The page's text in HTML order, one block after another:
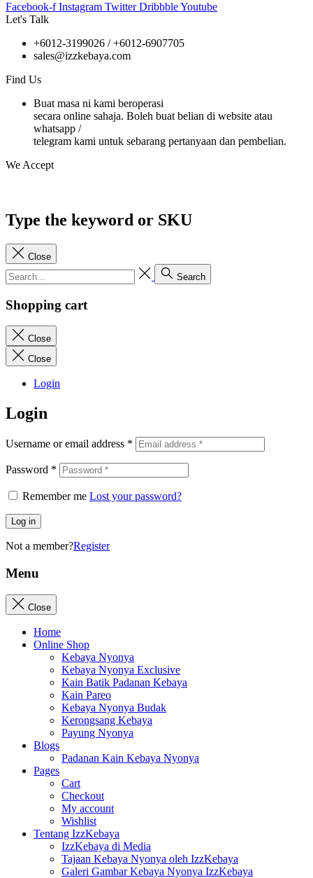
Facebook-f Instagram Twitter DribbbleYoutube
Let's Talk
+6012-3199026 / +6012-6907705
sales@izzkebaya.com
Find Us
Buat masa ni kami beroperasi
secara online sahaja. Boleh buat belian di website atau
whatsapp /
telegram kami untuk sebarang pertanyaan dan pembelian.
We Accept
Type the keyword or SKU
Close
Search
Shopping cart
Close
Close
Login
Login
Username or email address *
Password *
Remember me Lost your password?
Log in
Not a member?Register
Menu
Close
Home
Online Shop
Kebaya Nyonya
Kebaya Nyonya Exclusive
Kain Batik Padanan Kebaya
Kain Pareo
Kebaya Nyonya Budak
Kerongsang Kebaya
Payung Nyonya
Blogs
Padanan Kain Kebaya Nyonya
Pages
Cart
Checkout
My account
Wishlist
Tentang IzzKebaya
IzzKebaya di Media
Tajaan Kebaya Nyonya oleh IzzKebaya
Galeri Gambar Kebaya Nyonya IzzKebaya